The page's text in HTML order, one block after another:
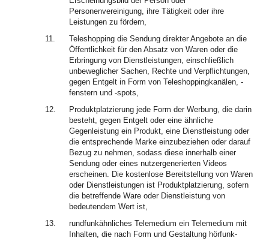
Personenvereinigung, ihre Tätigkeit oder ihre
Leistungen zu fördern,
11.
Teleshopping die Sendung direkter Angebote an die
Öffentlichkeit für den Absatz von Waren oder die
Erbringung von Dienstleistungen, einschließlich
unbeweglicher Sachen, Rechte und Verpflichtungen,
gegen Entgelt in Form von Teleshoppingkanälen, -
fenstern und -spots,
12.
Produktplatzierung jede Form der Werbung, die darin
besteht, gegen Entgelt oder eine ähnliche
Gegenleistung ein Produkt, eine Dienstleistung oder
die entsprechende Marke einzubeziehen oder darauf
Bezug zu nehmen, sodass diese innerhalb einer
Sendung oder eines nutzergenerierten Videos
erscheinen. Die kostenlose Bereitstellung von Waren
oder Dienstleistungen ist Produktplatzierung, sofern
die betreffende Ware oder Dienstleistung von
bedeutendem Wert ist,
13.
rundfunkähnliches Telemedium ein Telemedium mit
Inhalten, die nach Form und Gestaltung hörfunk-